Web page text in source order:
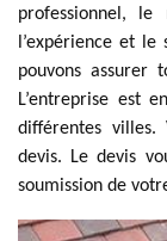
professionnel,
l’expérience et
pouvons assurer
L’entreprise est
différentes villes.
devis. Le devis
soumission de